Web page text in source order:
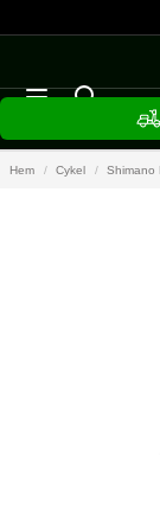
Hem Cykel Shimano